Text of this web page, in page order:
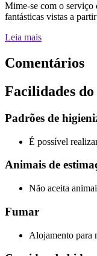
Mime-se com o serviço
fantásticas vistas a
Leia mais
Comentários
Facilidades
Padrões de
É possível
Animais de
Não aceita
Fumar
Alojamento para